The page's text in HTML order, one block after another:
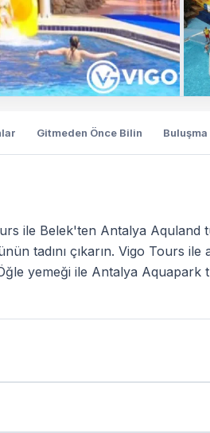
Gitmeden Önce Bilin Buluşma
ile Belek'ten Antalya Aquland
tadını çıkarın. Vigo Tours
yemeği ile Antalya